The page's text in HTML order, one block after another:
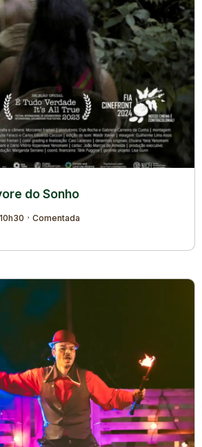
do Sonho
10h30 Comentada